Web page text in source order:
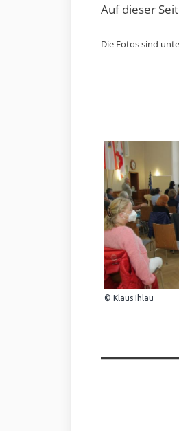
Auf dieser
Die Fotos sind
© Klaus Ihlau